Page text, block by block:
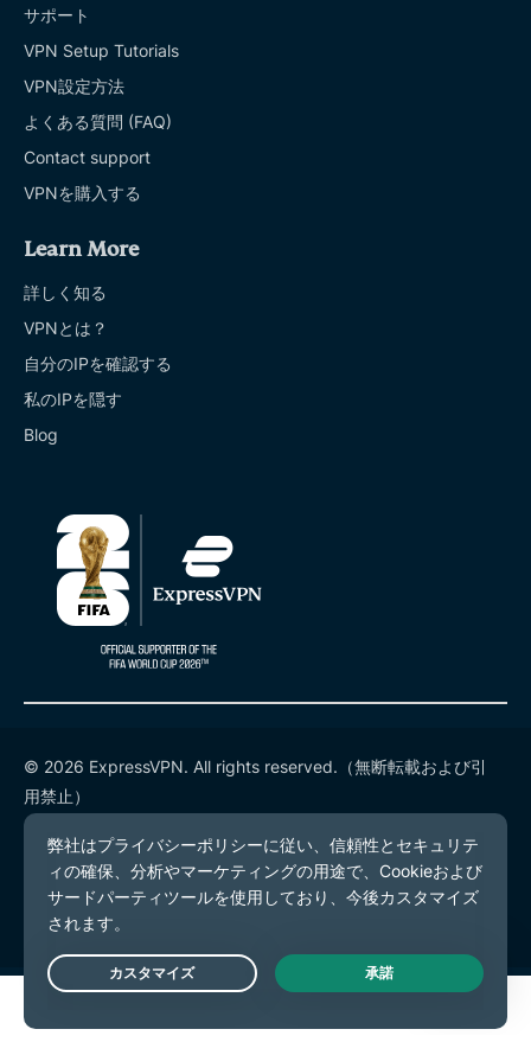
サポート
VPN Setup Tutorials
VPN設定方法
よくある質問 (FAQ)
Contact support
VPNを購入する
Learn More
詳しく知る
VPNとは？
自分のIPを確認する
私のIPを隠す
Blog
© 2026 ExpressVPN. All rights reserved.（無断転載および引
用禁止）
プライバシーポリシー
利用規約
Cookieの設定
Live Chat